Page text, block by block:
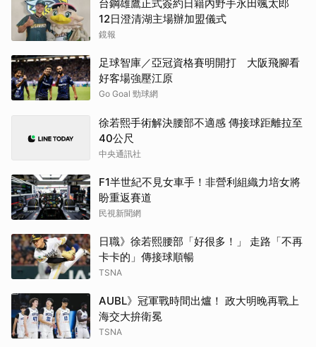
台鋼雄鷹正式簽約日籍內野手永田颯太郎
12日澄清湖主場辦加盟儀式
鏡報
足球智庫／亞冠資格賽明開打 大阪飛腳看
好客場強壓江原
Go Goal 勁球網
徐若熙手術解決腰部不適感 傳接球距離拉至
40公尺
中央通訊社
F1半世紀不見女車手！非營利組織力培女將
盼重返賽道
民視新聞網
日職》徐若熙腰部「好很多！」 走路「不再
卡卡的」傳接球順暢
TSNA
AUBL》冠軍戰時間出爐！ 政大明晚再戰上
海交大拚衛冕
TSNA